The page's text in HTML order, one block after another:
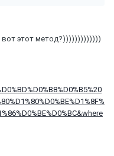
вот этот метод?)))))))))))))